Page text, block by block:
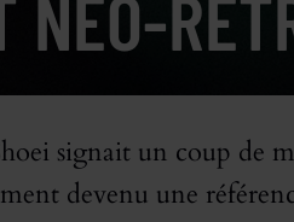
NÉO-
signait un coup de
devenu une